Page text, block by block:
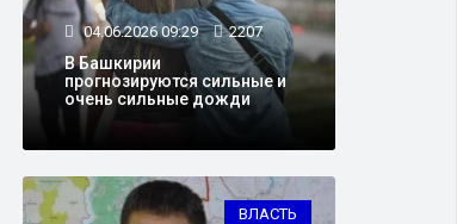
08.06.2026 09:29 2360
неба"
04.06.2026 09:29 2207
В Башкирии
прогнозируются сильные и
очень сильные дожди
ВЛАСТЬ